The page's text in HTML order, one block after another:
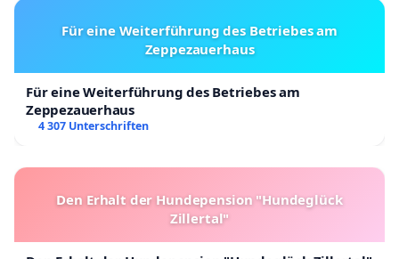
Für eine Weiterführung des Betriebes am
Zeppezauerhaus
Für eine Weiterführung des Betriebes am
Zeppezauerhaus
4 307 Unterschriften
Den Erhalt der Hundepension "Hundeglück
Zillertal"